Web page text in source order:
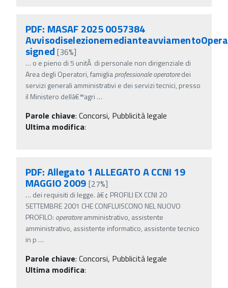
PDF: MASAF 2025 0057384
signed [36%]
… o e pieno di 5 unitÃ di personale non dirigenziale di
Area degli Operatori, famigliaprofessionaleoperatoredei
servizi generali amministrativi e dei servizi tecnici, presso
il Ministero dellâ€™agri …
Parole chiave: Concorsi, Pubblicità legale
Ultima modifica:
PDF: Allegato 1 ALLEGATO A CCNI 19
MAGGIO 2009 [27%]
… dei requisiti di legge. â€¢ PROFILI EX CCNI 20
SETTEMBRE 2001 CHE CONFLUISCONO NEL NUOVO
PROFILO: operatoreamministrativo, assistente
amministrativo, assistente informatico, assistente tecnico
in p …
Parole chiave: Concorsi, Pubblicità legale
Ultima modifica: